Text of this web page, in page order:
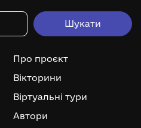
Про проєкт
Вікторини
Віртуальні тури
Автори